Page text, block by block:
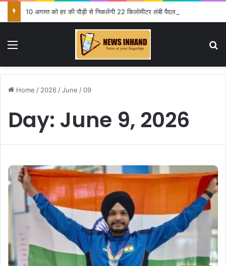
10 अगस्त को हर की पौड़ी से निकलेगी 22 किलोमीटर लंबी पैदल कावड़ यात्रा
Menu
Home / 2026 /June /09
Day: June 9, 2026